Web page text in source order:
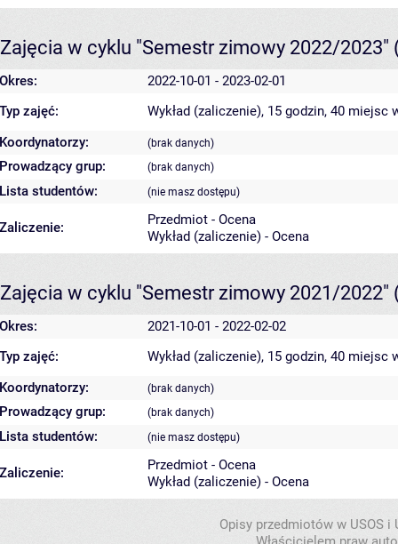
Zajęcia w cyklu "Semestr zimowy 2022/2023"
Okres:
2022-10-01 - 2023-02-01
Typ zajęć:
Wykład (zaliczenie), 15 godzin, 40 miejsc
Koordynatorzy:
(brak danych)
Prowadzący grup: (brak danych)
Lista studentów: (nie masz dostępu)
Zaliczenie:
Przedmiot - Ocena
Wykład (zaliczenie) - Ocena
Zajęcia w cyklu "Semestr zimowy 2021/2022"
Okres:
2021-10-01 - 2022-02-02
Typ zajęć:
Wykład (zaliczenie), 15 godzin, 40 miejsc
Koordynatorzy:
(brak danych)
Prowadzący grup: (brak danych)
Lista studentów: (nie masz dostępu)
Zaliczenie:
Przedmiot - Ocena
Wykład (zaliczenie) - Ocena
Opisy przedmiotów w USOS